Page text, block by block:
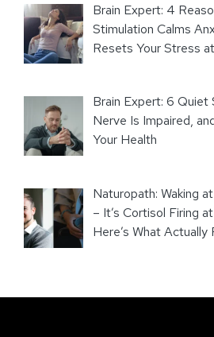
Brain Expert: 4
Stimulation Calms
Resets Your Stress
Brain Expert: 6 Quiet
Nerve Is Impaired,
Your Health
Naturopath: Waking
– It’s Cortisol Firing
Here’s What Actually